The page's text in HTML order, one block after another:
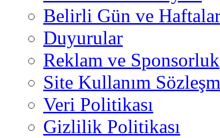
Belirli Gün ve
Duyurular
Reklam ve Sponsorluk
Site Kullanım
Veri Politikası
Gizlilik Politikası